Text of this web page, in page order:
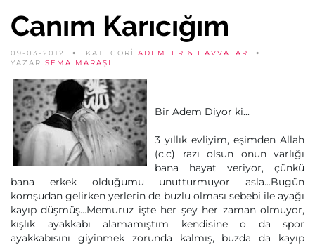
Canım Karıcığım
09-03-2012 KATEGORİ ADEMLER & HAVVALAR
YAZAR SEMA MARAŞLI
Bir Adem Diyor ki...
3 yıllık evliyim, eşimden Allah
(c.c) razı olsun onun varlığı
bana hayat veriyor, çünkü
bana erkek olduğumu unutturmuyor asla...Bugün
komşudan gelirken yerlerin de buzlu olması sebebi ile ayağı
kayıp düşmüş...Memuruz işte her şey her zaman olmuyor,
kışlık ayakkabı alamamıştım kendisine o da spor
ayakkabısını giyinmek zorunda kalmış, buzda da kayıp